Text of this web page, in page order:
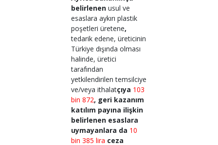
belirlenen usul ve
esaslara aykırı plastik
poşetleri üretene,
tedarik edene, üreticinin
Türkiye dışında olması
halinde, üretici
tarafından
yetkilendirilen temsilciye
ve/veya ithalatçıya 103
bin 872, geri kazanım
katılım payına ilişkin
belirlenen esaslara
uymayanlara da 10
bin 385 lira ceza